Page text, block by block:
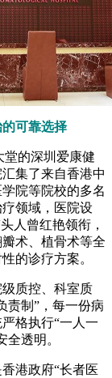
可靠选择
的深圳爱康健
集了来自香港中
院等院校的多名
领域，医院设
人曾红艳领衔，
术、植骨术等全
的诊疗方案。
质控、科室质
责制”，每一份病
格执行“一人一
透明。
港政府“长者医